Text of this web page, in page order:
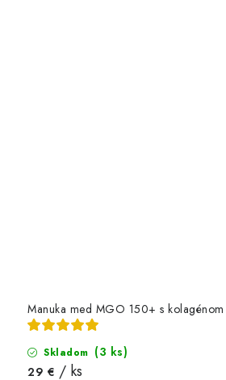
Manuka med MGO 150+ s
Skladom (3 ks)
29 € / ks